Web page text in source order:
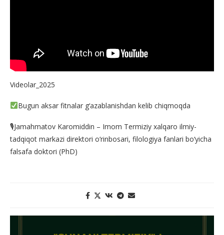
Videolar_2025
Bugun aksar fitnalar g‘azablanishdan kelib chiqmoqda
🎙Jamahmatov Karomiddin – Imom Termiziy xalqaro ilmiy-
tadqiqot markazi direktori o‘rinbosari, filologiya fanlari bo‘yicha
falsafa doktori (PhD)